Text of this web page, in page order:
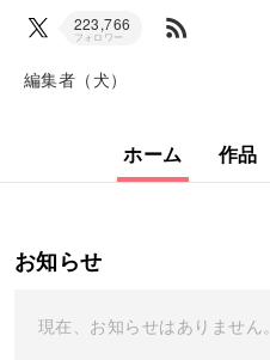
223,766
フォロワー rss_feed
編集者（犬）
ホーム 作品
お知らせ
現在、お知らせはありません。